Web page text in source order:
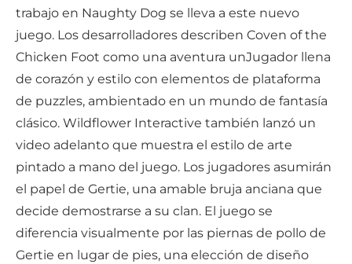
trabajo en Naughty Dog se lleva a este nuevo
juego. Los desarrolladores describen Coven of the
Chicken Foot como una aventura unJugador llena
de corazón y estilo con elementos de plataforma
de puzzles, ambientado en un mundo de fantasía
clásico. Wildflower Interactive también lanzó un
video adelanto que muestra el estilo de arte
pintado a mano del juego. Los jugadores asumirán
el papel de Gertie, una amable bruja anciana que
decide demostrarse a su clan. El juego se
diferencia visualmente por las piernas de pollo de
Gertie en lugar de pies, una elección de diseño